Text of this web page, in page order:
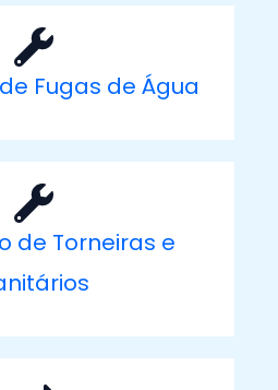
Fugas de Água
de Torneiras e